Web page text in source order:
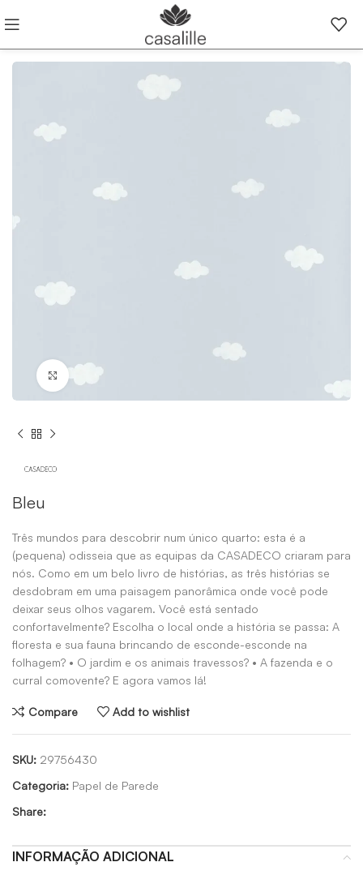
Click to enlarge
Bleu
Três mundos para descobrir num único quarto: esta é a
(pequena) odisseia que as equipas da CASADECO criaram para
nós. Como em um belo livro de histórias, as três histórias se
desdobram em uma paisagem panorâmica onde você pode
deixar seus olhos vagarem. Você está sentado
confortavelmente? Escolha o local onde a história se passa: A
floresta e sua fauna brincando de esconde-esconde na
folhagem? • O jardim e os animais travessos? • A fazenda e o
curral comovente? E agora vamos lá!
Compare Add to wishlist
SKU: 29756430
Categoria: Papel de Parede
Share:
INFORMAÇÃO ADICIONAL